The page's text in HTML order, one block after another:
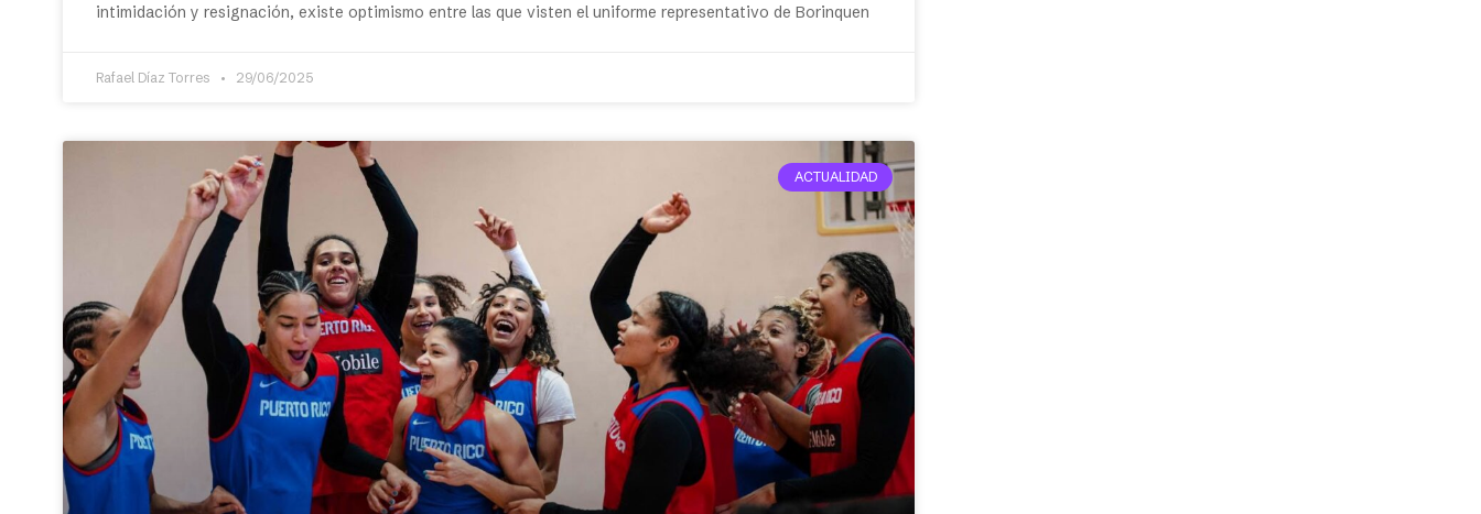
intimidación y resignación, existe optimismo entre las que visten el uniforme representativo de Borinquen
Rafael Díaz Torres 29/06/2025
ACTUALIDAD